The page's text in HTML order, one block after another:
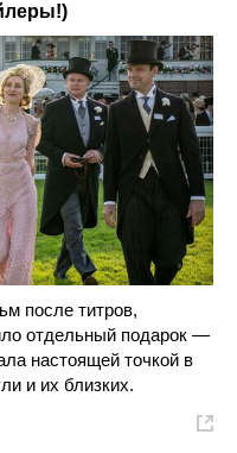
после титров,
отдельный подарок —
настоящей точкой в
и их близких.